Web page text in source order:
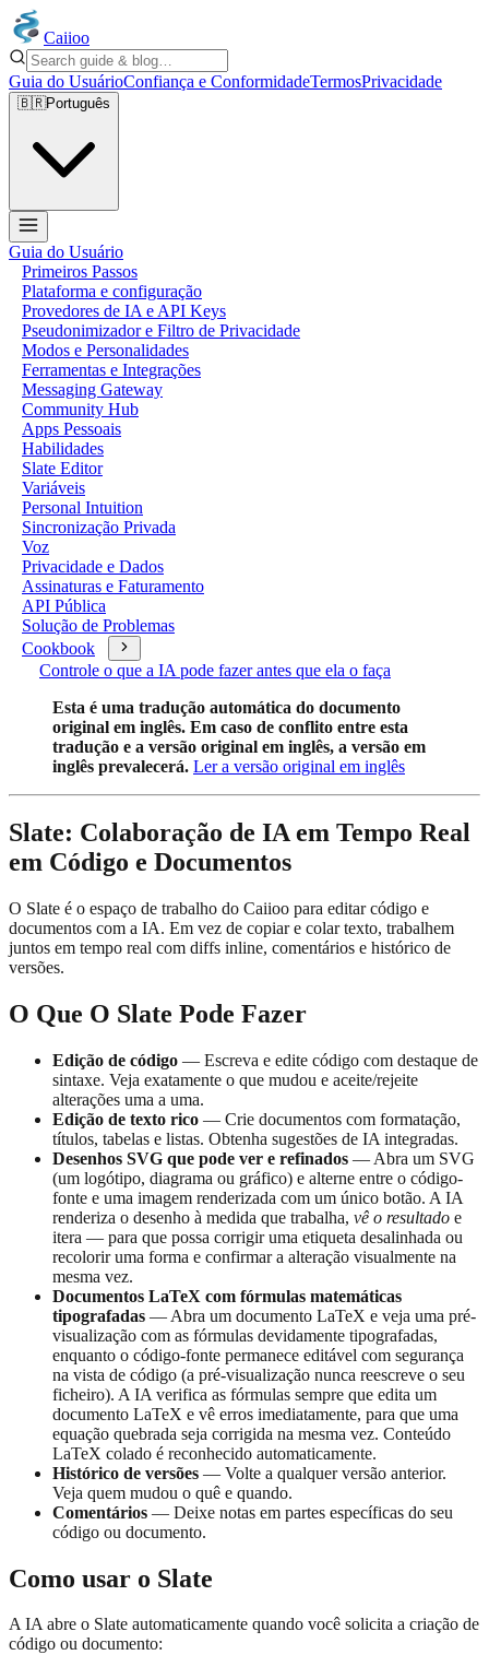
Caiioo
Guia do UsuárioConfiança e ConformidadeTermosPrivacidade
🇧🇷Português
Guia do Usuário
Primeiros Passos
Plataforma e configuração
Provedores de IA e API Keys
Pseudonimizador e Filtro de Privacidade
Modos e Personalidades
Ferramentas e Integrações
Messaging Gateway
Community Hub
Apps Pessoais
Habilidades
Slate Editor
Variáveis
Personal Intuition
Sincronização Privada
Voz
Privacidade e Dados
Assinaturas e Faturamento
API Pública
Solução de Problemas
Cookbook
Controle o que a IA pode fazer antes que ela o faça
Esta é uma tradução automática do documento
original em inglês. Em caso de conflito entre esta
tradução e a versão original em inglês, a versão em
inglês prevalecerá. Ler a versão original em inglês
Slate: Colaboração de IA em Tempo Real
em Código e Documentos
O Slate é o espaço de trabalho do Caiioo para editar código e
documentos com a IA. Em vez de copiar e colar texto, trabalhem
juntos em tempo real com diffs inline, comentários e histórico de
versões.
O Que O Slate Pode Fazer
Edição de código — Escreva e edite código com destaque de
sintaxe. Veja exatamente o que mudou e aceite/rejeite
alterações uma a uma.
Edição de texto rico — Crie documentos com formatação,
títulos, tabelas e listas. Obtenha sugestões de IA integradas.
Desenhos SVG que pode ver e refinados — Abra um SVG
(um logótipo, diagrama ou gráfico) e alterne entre o código-
fonte e uma imagem renderizada com um único botão. A IA
renderiza o desenho à medida que trabalha, vê o resultado e
itera — para que possa corrigir uma etiqueta desalinhada ou
recolorir uma forma e confirmar a alteração visualmente na
mesma vez.
Documentos LaTeX com fórmulas matemáticas
tipografadas — Abra um documento LaTeX e veja uma pré-
visualização com as fórmulas devidamente tipografadas,
enquanto o código-fonte permanece editável com segurança
na vista de código (a pré-visualização nunca reescreve o seu
ficheiro). A IA verifica as fórmulas sempre que edita um
documento LaTeX e vê erros imediatamente, para que uma
equação quebrada seja corrigida na mesma vez. Conteúdo
LaTeX colado é reconhecido automaticamente.
Histórico de versões — Volte a qualquer versão anterior.
Veja quem mudou o quê e quando.
Comentários — Deixe notas em partes específicas do seu
código ou documento.
Como usar o Slate
A IA abre o Slate automaticamente quando você solicita a criação de
código ou documento: